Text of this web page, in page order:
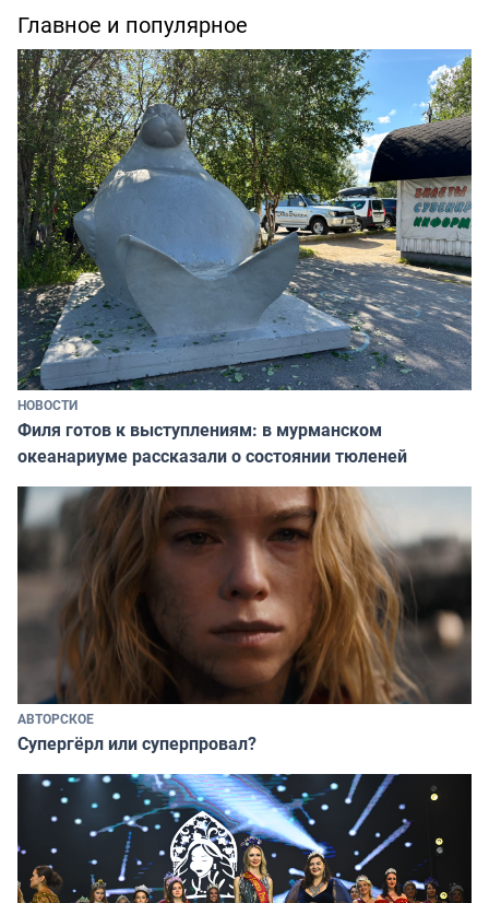
Главное и популярное
НОВОСТИ
Филя готов к выступлениям: в мурманском
океанариуме рассказали о состоянии тюленей
АВТОРСКОЕ
Супергёрл или суперпровал?